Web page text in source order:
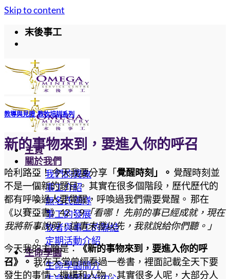
Skip to content
末後事工
主頁
關於我們
我們的異象
事工介紹
無名氏團隊
事工的發展
牧者與事工的聯結
定期活動介紹
生命學園
生命學園簡介
教導與見證,教牧培訓系列
新的事物來到，要進入你的呼召
哈利路亞！ 今天我要分享「覺醒時刻」。 覺醒時刻並
不是一個新的題目。 其實在很多個階段，歷代歷代的
都有呼喚過人要覺醒，呼喚過我們需要覺醒。 那在
《以賽亞書》42：9「看哪！ 先前的事已經成就，現在
我將新事說明，這事未發以先，我就說給你們聽。」
今天我的主題是：《新的事物來到，要進入你的呼
召》。 我在天堂曾經看過一卷書，裡面記載全天下要
發生的事情、機構和人物。 其實很多人呢，大部分人